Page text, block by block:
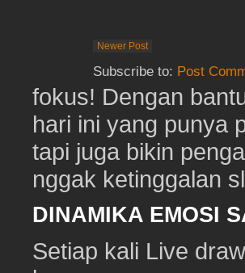
Newer Post
Subscribe to: Post
fokus! Dengan
hari ini yang punya
tapi juga bikin
nggak ketinggalan
DINAMIKA EMOSI
Setiap kali Live